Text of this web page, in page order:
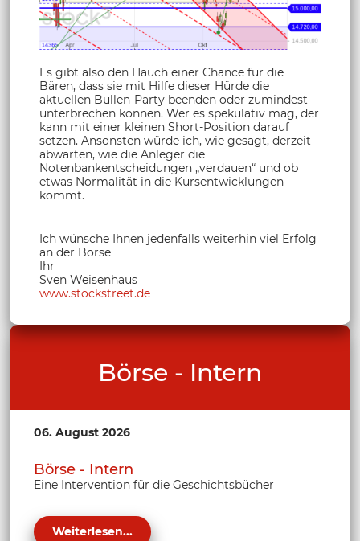
Es gibt also den Hauch einer Chance für die
Bären, dass sie mit Hilfe dieser Hürde die
aktuellen Bullen-Party beenden oder zumindest
unterbrechen können. Wer es spekulativ mag, der
kann mit einer kleinen Short-Position darauf
setzen. Ansonsten würde ich, wie gesagt, derzeit
abwarten, wie die Anleger die
Notenbankentscheidungen „verdauen“ und ob
etwas Normalität in die Kursentwicklungen
kommt.
Ich wünsche Ihnen jedenfalls weiterhin viel Erfolg
an der Börse
Ihr
Sven Weisenhaus
www.stockstreet.de
Börse - Intern
06. August 2026
Börse - Intern
Eine Intervention für die Geschichtsbücher
Weiterlesen...